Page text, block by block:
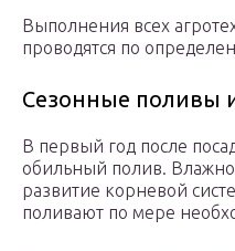
Выполнения всех
проводятся по
Сезонные поливы
В первый год после
обильный полив.
развитие корневой
поливают по мере